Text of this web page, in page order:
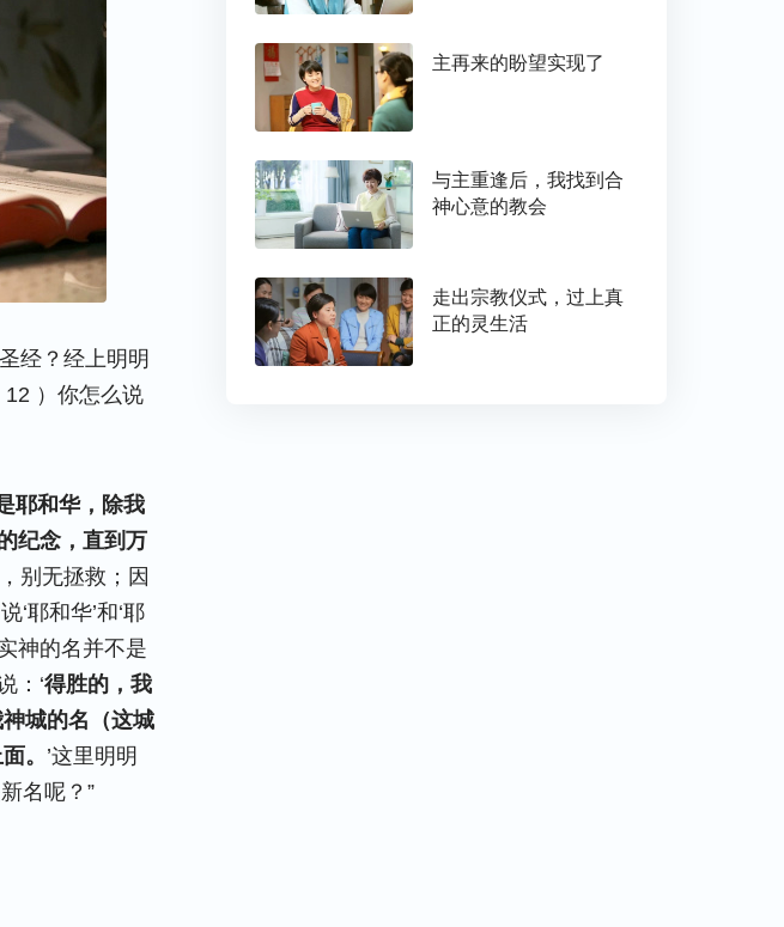
经？经上明明
12 ）你怎么说
耶和华，除我
纪念，直到万
别无拯救；因
耶和华’和‘耶
神的名并不是
：‘得胜的，我
城的名（这城
。 ’这里明明
名呢？”
主再来的盼望实现了
与主重逢后，我找到合
神心意的教会
走出宗教仪式，过上真
正的灵生活